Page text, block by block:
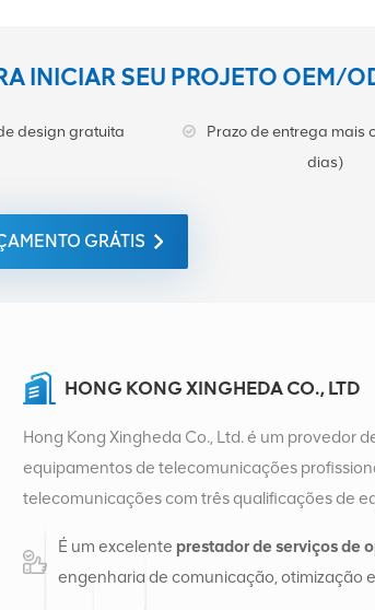
INICIAR SEU PROJETO OEM/
design gratuita
Prazo de entrega mais
dias)
GRÁTIS
HONG KONG XINGHEDA CO., LTD
Hong Kong Xingheda Co., Ltd. é um provedor
equipamentos de telecomunicações
telecomunicações com três qualificações de
distribuição de fábrica em Changsha e Hong
de vendas internacionais em Changsha,
É um excelente prestador de serviços de
engenharia de comunicação, otimização